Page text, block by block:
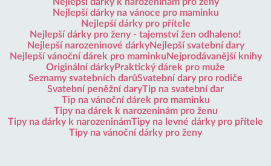
Nejlepší dárky k narozeninám pro ženy
Nejlepší dárky na vánoce pro maminku
Nejlepší dárky pro přítele
Nejlepší dárky pro ženy - tajemství žen odhaleno!
Nejlepší narozeninové dárkyNejlepší svatební dary
Nejlepší vánoční dárek pro maminku Nejprodávanější knihy
Originální dárkyPraktický dárek pro muže
Seznamy svatebních darůSvatební dary pro rodiče
Svatební peněžní daryTip na svatební dar
Tip na vánoční dárek pro maminku
Tipy na dárek k narozeninám pro ženu
Tipy na dárky k narozeninámTipy na levné dárky pro přítele
Tipy na vánoční dárky pro ženy